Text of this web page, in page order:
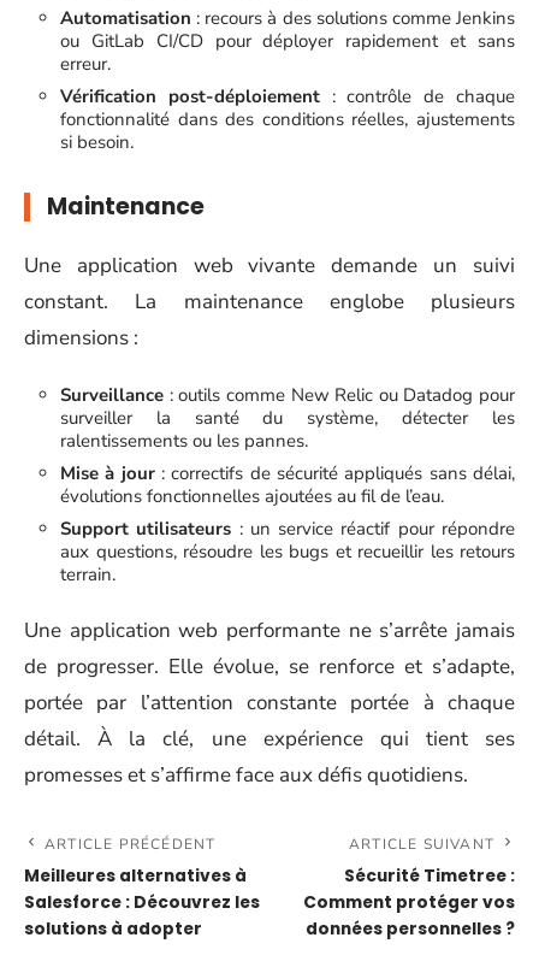
Automatisation : recours à des solutions comme Jenkins
ou GitLab CI/CD pour déployer rapidement et sans
erreur.
Vérification post-déploiement: contrôle de chaque
fonctionnalité dans des conditions réelles, ajustements
si besoin.
Maintenance
Une application web vivante demande un suivi
constant. La maintenance englobe plusieurs
dimensions :
Surveillance : outils comme New Relic ou Datadog pour
surveiller la santé du système, détecter les
ralentissements ou les pannes.
Mise à jour: correctifs de sécurité appliqués sans délai,
évolutions fonctionnelles ajoutées au fil de l’eau.
Support utilisateurs : un service réactif pour répondre
aux questions, résoudre les bugs et recueillir les retours
terrain.
Une application web performante ne s’arrête jamais
de progresser. Elle évolue, se renforce et s’adapte,
portée par l’attention constante portée à chaque
détail. À la clé, une expérience qui tient ses
promesses et s’affirme face aux défis quotidiens.
ARTICLE PRÉCÉDENT
Meilleures alternatives à
Salesforce : Découvrez les
solutions à adopter
ARTICLE SUIVANT
Sécurité Timetree :
Comment protéger vos
données personnelles ?